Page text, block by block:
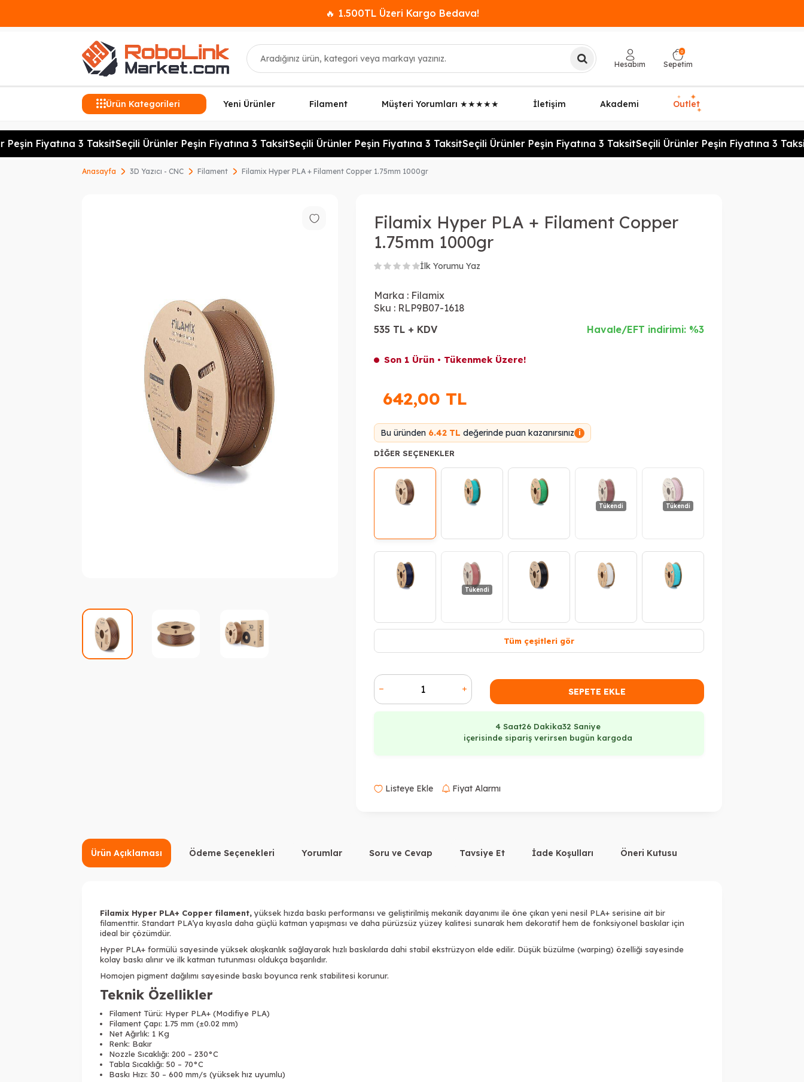
🔥 1.500TL Üzeri Kargo Bedava!
Ara
Hesabım
0
Sepetim
Ürün Kategorileri Yeni Ürünler Filament Müşteri Yorumları ★★★★★ İletişim Akademi Outlet
✦ ✦
✦
Fiyatına 3 TaksitSeçili Ürünler Peşin Fiyatına 3 TaksitSeçili Ürünler Peşin Fiyatına 3 TaksitSeçili Ürünler Peşin Fiyatına 3 TaksitSeçili Ürünler Peşin Fiyatına 3 Taksit
Anasayfa 3D Yazıcı - CNC Filament Filamix Hyper PLA + Filament Copper 1.75mm 1000gr
Filamix Hyper PLA + Filament Copper
1.75mm 1000gr
İlk Yorumu Yaz
Marka : Filamix
Sku : RLP9B07-1618
535 TL + KDV
Havale/EFT indirimi: %3
Son 1 Ürün • Tükenmek Üzere!
642,00 TL
Bu üründen 6.42 TL değerinde puan kazanırsınız i
DIĞER SEÇENEKLER
Tükendi Tükendi
Tükendi
Tükendi Tükendi
Tüm çeşitleri gör
SEPETE EKLE
4 Saat26 Dakika31 Saniye
içerisinde sipariş verirsen bugün kargoda
Listeye Ekle Fiyat Alarmı
Ürün Açıklaması Ödeme Seçenekleri Yorumlar Soru ve Cevap Tavsiye Et İade Koşulları Öneri Kutusu
Filamix Hyper PLA+ Copper filament,yüksek hızda baskı performansı ve geliştirilmiş mekanik dayanımı ile öne çıkan yeni nesil PLA+ serisine ait bir
filamenttir. Standart PLA’ya kıyasla daha güçlü katman yapışması ve daha pürüzsüz yüzey kalitesi sunarak hem dekoratif hem de fonksiyonel baskılar için
ideal bir çözümdür.
Hyper PLA+ formülü sayesinde yüksek akışkanlık sağlayarak hızlı baskılarda dahi stabil ekstrüzyon elde edilir. Düşük büzülme (warping) özelliği sayesinde
kolay baskı alınır ve ilk katman tutunması oldukça başarılıdır.
Homojen pigment dağılımı sayesinde baskı boyunca renk stabilitesi korunur.
Teknik Özellikler
Filament Türü: Hyper PLA+ (Modifiye PLA)
Filament Çapı: 1.75 mm (±0.02 mm)
Net Ağırlık: 1 Kg
Renk: Bakır
Nozzle Sıcaklığı: 200 – 230°C
Tabla Sıcaklığı: 50 – 70°C
Baskı Hızı: 30 – 600 mm/s (yüksek hız uyumlu)